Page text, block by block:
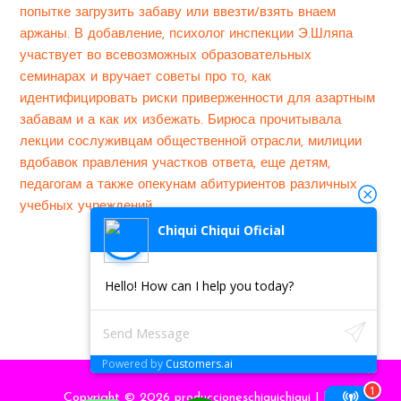
попытке загрузить забаву или ввезти/взять внаем
аржаны. В добавление, психолог инспекции Э.Шляпа
участвует во всевозможных образовательных
семинарах и вручает советы про то, как
идентифицировать риски приверженности для азартным
забавам и а как их избежать. Бирюса прочитывала
лекции сослуживцам общественной отрасли, милиции
вдобавок правления участков ответа, еще детям,
педагогам а также опекунам абитуриентов различных
учебных учреждений.
Copyright © 2026 produccioneschiquichiqui
Chiqui Chiqui Oficial
Hello! How can I help you today?
Powered by Customers.ai